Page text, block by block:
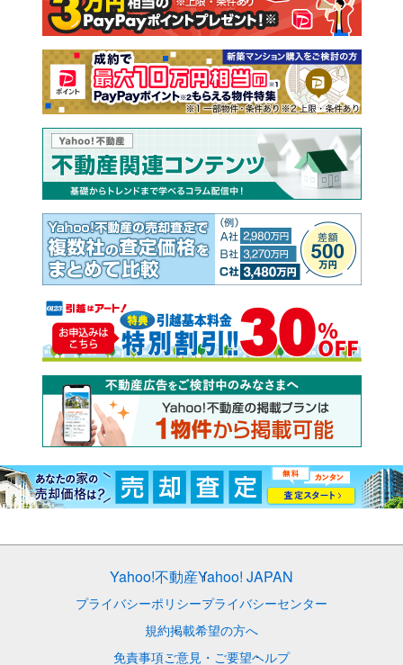
売却査定
Yahoo!不動産Yahoo! JAPAN
プライバシーポリシープライバシーセンター
規約掲載希望の方へ
免責事項ご意見・ご要望ヘルプ